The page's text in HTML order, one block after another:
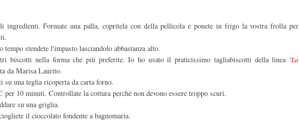
ingredienti. Formate una palla, copritela con della pellicola e ponete in frigo la vostra frolla per
tempo stendete l'impasto lasciandolo abbastanza alto.
biscotti nella forma che più preferite. Io ho usato il praticissimo tagliabiscotti della linea "La
da Marisa Laurito.
su una teglia ricoperta da carta forno.
per 10 minuti. Controllate la cottura perché non devono essere troppo scuri.
su una griglia.
il cioccolato fondente a bagnomaria.